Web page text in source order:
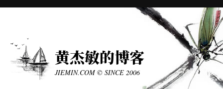
黄杰敏的博客
JIEMIN.COM © SINCE 2006